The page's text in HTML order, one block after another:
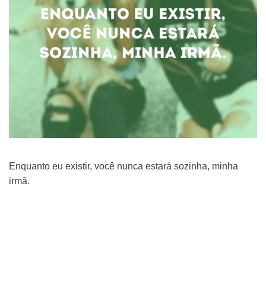
Enquanto eu existir, você nunca estará sozinha, minha
irmã.